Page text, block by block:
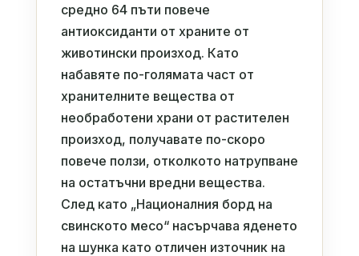
средно 64 пъти повече
антиоксиданти от храните от
животински произход. Като
набавяте по-голямата част от
хранителните вещества от
необработени храни от растителен
произход, получавате по-скоро
повече ползи, отколкото натрупване
на остатъчни вредни вещества.
След като „Националния борд на
свинското месо“ насърчава яденето
на шунка като отличен източник на